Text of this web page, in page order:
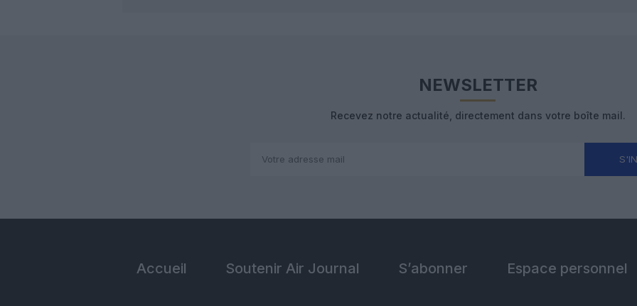
NEWSLETTER
Recevez notre actualité, directement dans votre boîte mail.
Accueil Soutenir Air Journal S’abonner Espace personnel